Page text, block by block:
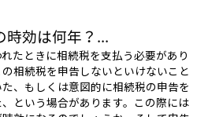
時効は何年？...
たときに相続税を支払う必要があり
相続税を申告しないといけないこと
、もしくは意図的に相続税の申告を
、という場合があります。この際には